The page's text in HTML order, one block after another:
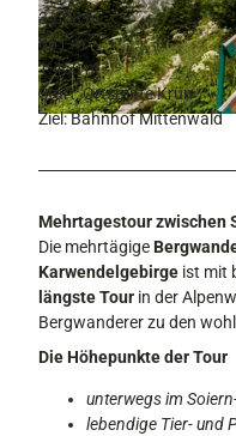
© Zugspitz Region GmbH | Erika
© Zugspitz Region GmbH | Erika
ka Spengler /
3.628 m
861 m
1.450 m
Start: Ortsmitte Krün
Ziel: Bahnhof Mittenwald
Mehrtagestour zwischen
Die mehrtägige
Karwendelgebirge ist mit
längste Tour in der
Bergwanderer zu den wohl
Die Höhepunkte der Tour
unterwegs im
lebendige Tier- und